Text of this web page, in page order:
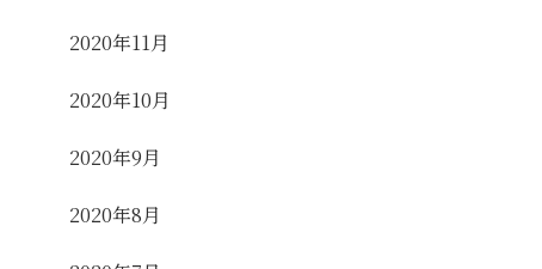
2020年11月
2020年10月
2020年9月
2020年8月